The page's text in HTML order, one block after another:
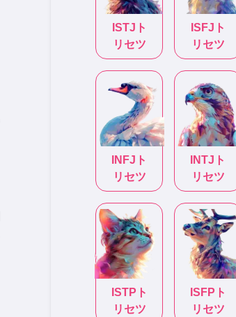
ISTJ ト
リセツ
ISFJ ト
リセツ
INFJ ト
リセツ
INTJ ト
リセツ
ISTP ト
リセツ
ISFP ト
リセツ